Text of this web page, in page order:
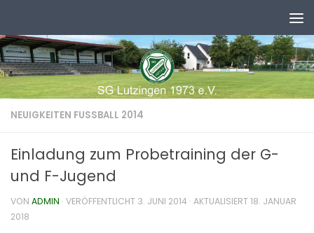
NEUIGKEITEN FUSSBALL 2014
Einladung zum Probetraining der G-
und F-Jugend
VON ADMIN · VERÖFFENTLICHT 3. JUNI 2014 · AKTUALISIERT18. JANUAR
2018